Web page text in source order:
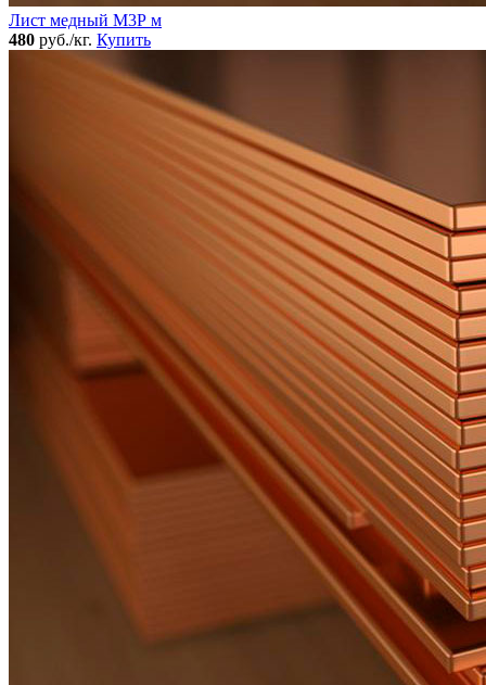
Лист медный М3Р м
480 руб./кг. Купить